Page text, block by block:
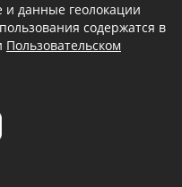
и данные геолокации
содержатся в
Пользовательском